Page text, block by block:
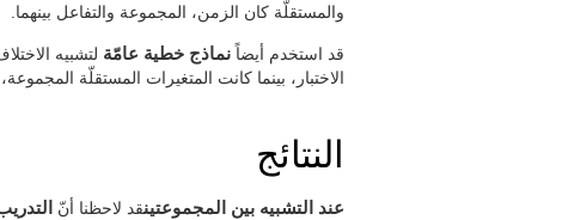
والمستقلّة كان الزمن، المجموعة والتفاعل بينهما.
قد استخدم أيضاً نماذج خطية عامّة لتشبيه
الاختبار، بينما كانت المتغيرات المستقلّة المجموعة،
النتائج
عند التشبيه بين المجموعتينقد لاحظنا أنّ